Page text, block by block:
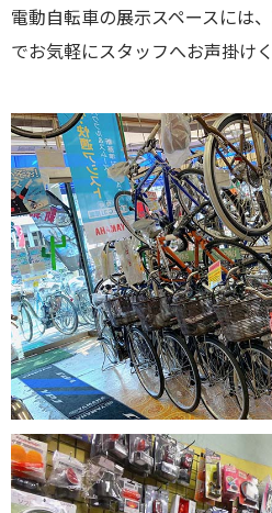
電動自転車の展示スペースには、
でお気軽にスタッフへお声掛けく